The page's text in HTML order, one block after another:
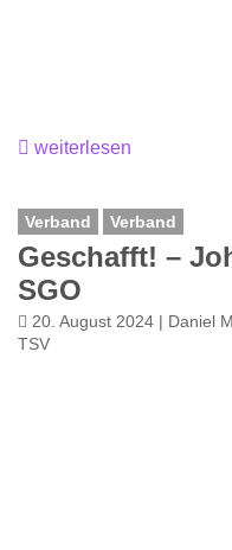
weiterlesen
Verband Verband
Geschafft! –
SGO
20. August 2024 | Daniel
TSV